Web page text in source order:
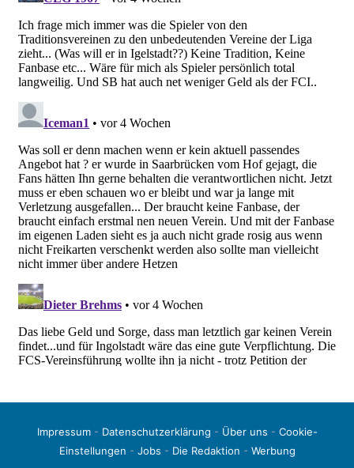
Impressum- Datenschutzerklärung - Über uns - Cookie-
Einstellungen - Jobs - Die Redaktion - Werbung